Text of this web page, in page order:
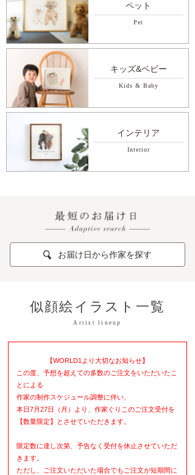
ペット
Pet
キッズ&ベビー
Kids & Baby
インテリア
Interior
お届け日から作家を探す
似顔絵イラスト一覧
Artist lineup
【WORLD1より大切なお知らせ】
この度、予想を超えての多数のご注文をいただいたこ
とによる
作家の制作スケジュール調整に伴い、
本日7月27日（月）より、作家ぐりこのご注文受付を
【数量限定】とさせていただきます。
限定数に達し次第、予告なく受付を休止させていただ
きます。
ただし、ご注文いただいた場合でもご注文が短期間に